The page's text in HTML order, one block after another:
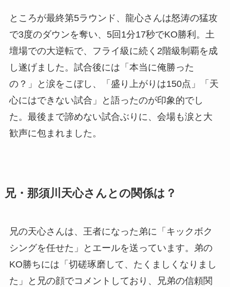
ところが最終第5ラウンド、龍心さんは怒涛の猛攻
で3度のダウンを奪い、5回1分17秒でKO勝利。土
壇場での大逆転で、フライ級に続く2階級制覇を成
し遂げました。試合後には「本当に俺勝った
の？」と涙をこぼし、「盛り上がりは150点」「天
心にはできない試合」と語ったのが印象的でし
た。最後まで諦めない試合ぶりに、会場も涙と大
歓声に包まれました。
兄・那須川天心さんとの関係は？
兄の天心さんは、王者になった弟に「キックボク
シングを任せた」とエールを送っています。弟の
KO勝ちには「切磋琢磨して、たくましくなりまし
た」と兄の顔でコメントしており、兄弟の信頼関